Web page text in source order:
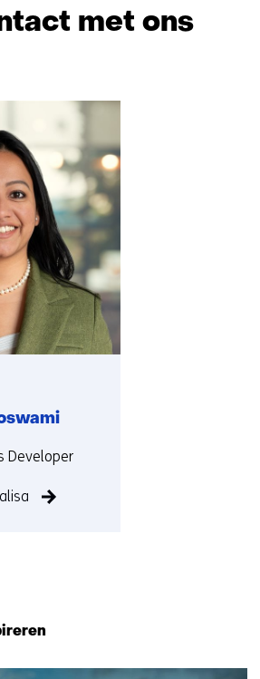
met ons
navigatie
over
(Neem
contact
met
ons
op)
Developer
(Neem